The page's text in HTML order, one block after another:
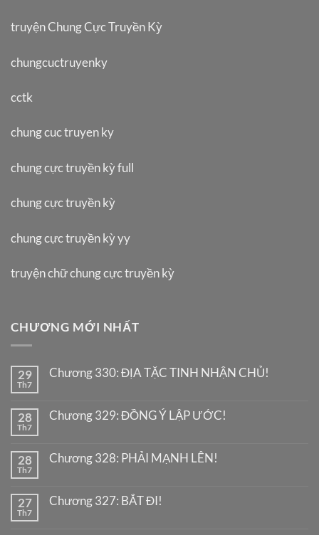
truyện Chung Cực Truyền Kỳ
chungcuctruyenky
cctk
chung cuc truyen ky
chung cực truyền kỳ full
chung cực truyền kỳ
chung cực truyền kỳ yy
truyện chữ chung cực truyền kỳ
CHƯƠNG MỚI NHẤT
29
Th7
Chương 330: ĐỊA TẶC TINH NHẬN CHỦ!
28
Th7
Chương 329: ĐỒNG Ý LẬP ƯỚC!
28
Th7
Chương 328: PHẢI MẠNH LÊN!
27
Th7
Chương 327: BẮT ĐI!